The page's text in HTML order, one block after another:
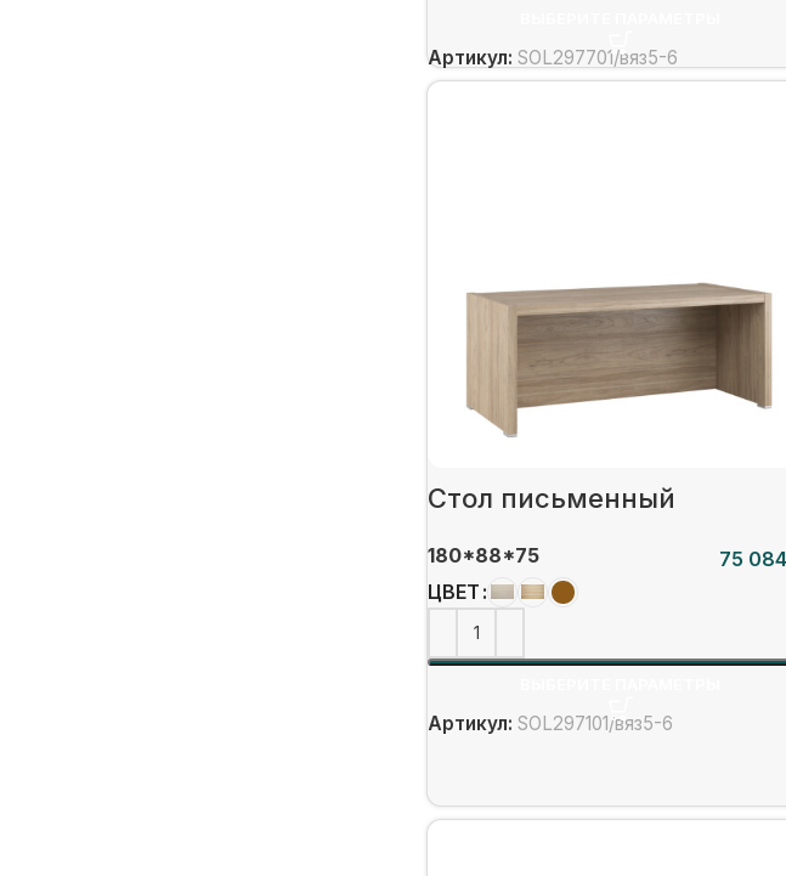
Артикул: SOL297701/вяз5-6
Стол письменный
180*88*75
ЦВЕТ
Артикул: SOL297101/вяз5-6